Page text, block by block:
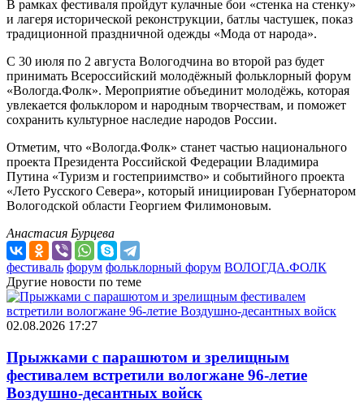
В рамках фестиваля пройдут кулачные бои «стенка на стенку»
и лагеря исторической реконструкции, батлы частушек, показ
традиционной праздничной одежды «Мода от народа».
С 30 июля по 2 августа Вологодчина во второй раз будет
принимать Всероссийский молодёжный фольклорный форум
«Вологда.Фолк». Мероприятие объединит молодёжь, которая
увлекается фольклором и народным творчествам, и поможет
сохранить культурное наследие народов России.
Отметим, что «Вологда.Фолк» станет частью национального
проекта Президента Российской Федерации Владимира
Путина «Туризм и гостеприимство» и событийного проекта
«Лето Русского Севера», который инициирован Губернатором
Вологодской области Георгием Филимоновым.
Анастасия Бурцева
фестиваль форум фольклорный форум ВОЛОГДА.ФОЛК
Другие новости по теме
02.08.2026 17:27
Прыжками с парашютом и зрелищным
фестивалем встретили вологжане 96-летие
Воздушно-десантных войск